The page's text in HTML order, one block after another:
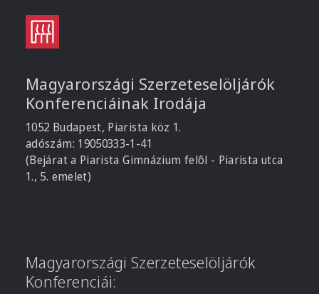
Magyarországi Szerzeteselöljárók
Konferenciáinak Irodája
1052 Budapest, Piarista köz 1.
adószám: 19050333-1-41
(Bejárat a Piarista Gimnázium felől - Piarista utca
1., 5. emelet)
Magyarországi Szerzeteselöljárók
Konferenciái: